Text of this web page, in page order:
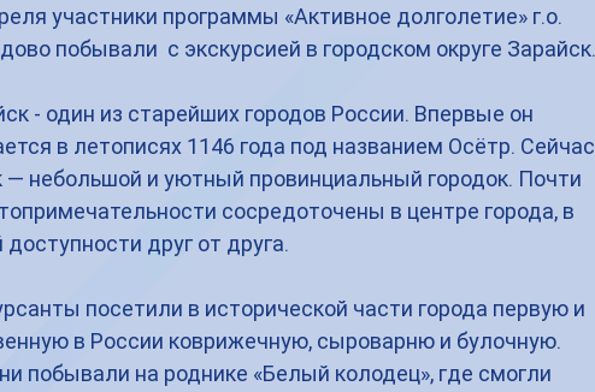
участники программы «Активное долголетие» г.о.
побывали  с экскурсией в городском округе Зарайск.
- один из старейших городов России. Впервые он
в летописях 1146 года под названием Осётр. Сейчас
— небольшой и уютный провинциальный городок. Почти
сосредоточены в центре города, в
доступности друг от друга.
посетили в исторической части города первую и
в России коврижечную, сыроварню и булочную.
побывали на роднике «Белый колодец», где смогли